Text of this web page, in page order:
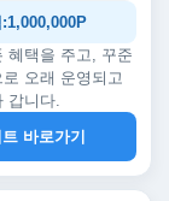
혜택을 주고, 꾸준
오래 운영되고
갑니다.
바로가기